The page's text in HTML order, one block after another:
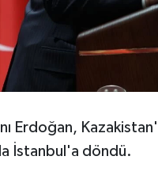
Erdoğan,
İstanbul'a döndü.